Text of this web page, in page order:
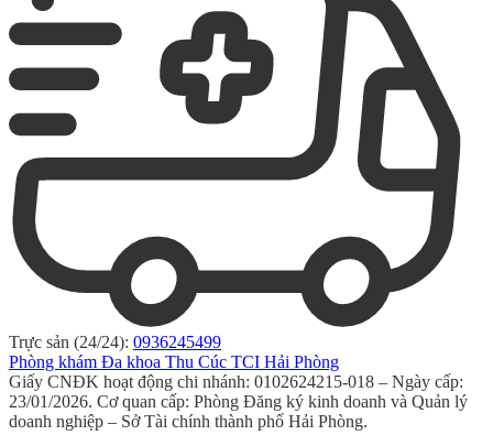
Trực sản (24/24): 0936245499
Phòng khám Đa khoa Thu Cúc TCI Hải Phòng
Giấy CNĐK hoạt động chi nhánh: 0102624215-018 – Ngày cấp:
23/01/2026. Cơ quan cấp: Phòng Đăng ký kinh doanh và Quản lý
doanh nghiệp – Sở Tài chính thành phố Hải Phòng.